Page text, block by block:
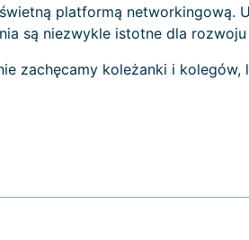
platformą networkingową.
są niezwykle istotne dla
zachęcamy koleżanki i